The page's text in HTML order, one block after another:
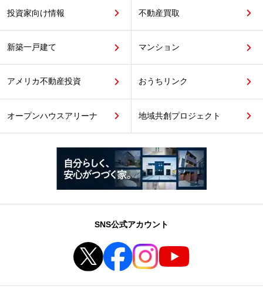
投資家向け情報 不動産買取
新築一戸建て マンション
アメリカ不動産投資 おうちリンク
オープンハウスアリーナ 地域共創プロジェクト
SNS公式アカウント